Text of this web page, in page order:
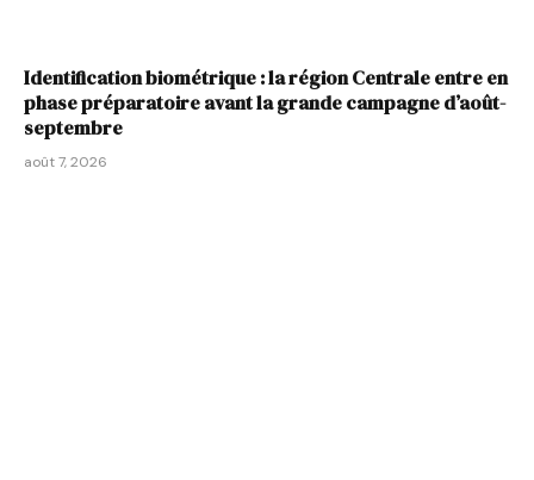
Identification biométrique : la région Centrale entre en
phase préparatoire avant la grande campagne d’août-
septembre
août 7, 2026